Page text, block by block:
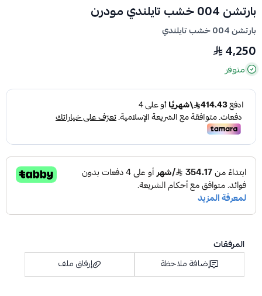
بارتشن 004 خشب تايلندي مودرن
بارتشن 004 خشب تايلندي
4,250
متوفر
المرفقات
إضافة ملاحظة
إرفاق ملف